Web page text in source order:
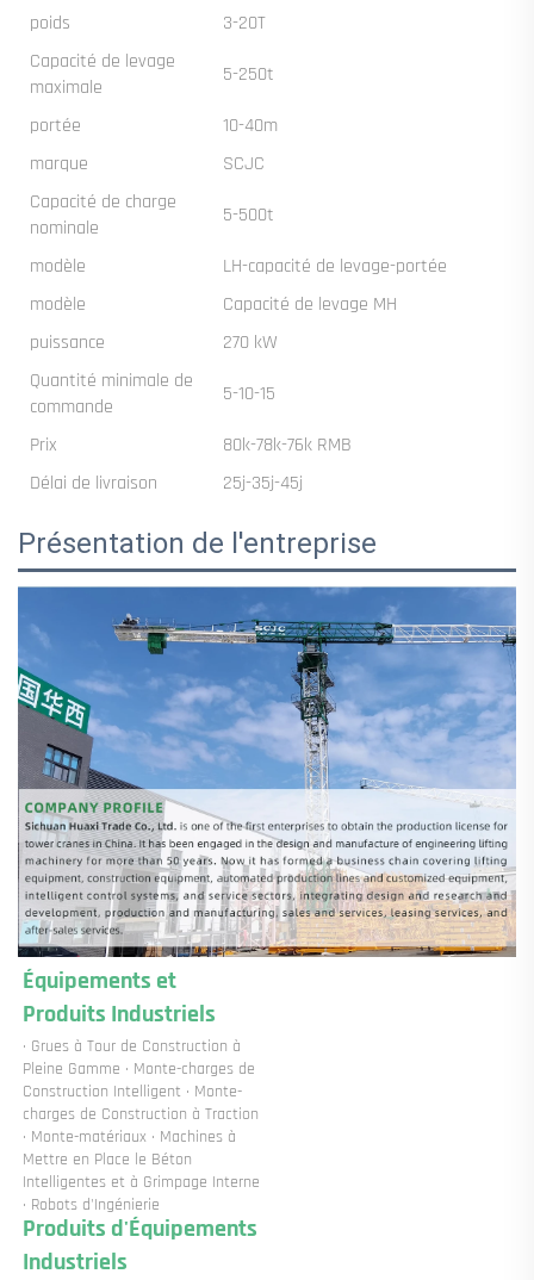
poids
3-20T
Capacité de levage
maximale
5-250t
portée
10-40m
marque
SCJC
Capacité de charge
nominale
5-500t
modèle
LH-capacité de levage-portée
modèle
Capacité de levage MH
puissance
270 kW
Quantité minimale de
commande
5-10-15
Prix
80k-78k-76k RMB
Délai de livraison
25j-35j-45j
Présentation de l'entreprise
Équipements et
Produits Industriels
· Grues à Tour de Construction à
Pleine Gamme · Monte-charges de
Construction Intelligent · Monte-
charges de Construction à Traction
· Monte-matériaux · Machines à
Mettre en Place le Béton
Intelligentes et à Grimpage Interne
· Robots d'Ingénierie
Produits d'Équipements
Industriels